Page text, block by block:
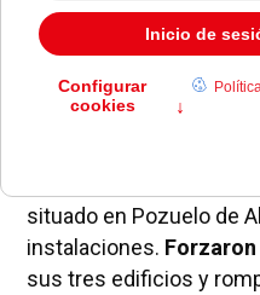
situado en Pozuelo de
instalaciones.
sus tres edificios y